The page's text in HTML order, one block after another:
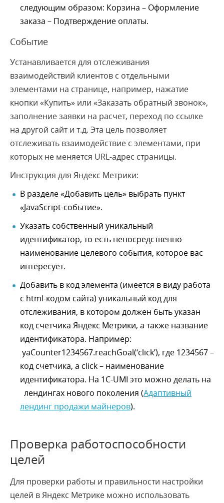
следующим образом: Корзина – Оформление
заказа – Подтверждение оплаты.
Событие
Устанавливается для отслеживания
взаимодействий клиентов с отдельными
элементами на странице, например, нажатие
кнопки «Купить» или «Заказать обратный звонок»,
заполнение заявки на расчет, переход по ссылке
на другой сайт и т.д. Эта цель позволяет
отслеживать взаимодействие с элементами, при
которых не меняется URL-адрес страницы.
Инструкция для Яндекс Метрики:
В разделе «Добавить цель» выбрать пункт
«JavaScript-событие».
Указать собственный уникальный
идентификатор, то есть непосредственно
наименование целевого события, которое вас
интересует.
Добавить в код элемента (имеется в виду работа
с html-кодом сайта) уникальный код для
отслеживания, в котором должен быть указан
код счетчика Яндекс Метрики, а также название
идентификатора. Например:
yaCounter1234567.reachGoal(‘click’), где 1234567 –
код счетчика, а click – наименование
идентификатора. На 1С-UMI это можно делать на
лендингах нового поколения (Адаптивный
лендинг продажи майнеров).
Проверка работоспособности
целей
Для проверки работы и правильности настройки
целей в Яндекс Метрике можно использовать